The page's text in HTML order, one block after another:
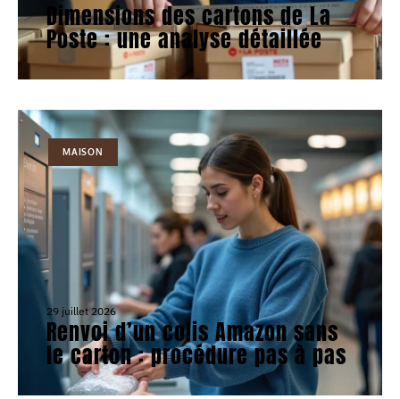
Dimensions des cartons de La
Poste : une analyse détaillée
MAISON
29 juillet 2026
Renvoi d’un colis Amazon sans
le carton : procédure pas à pas